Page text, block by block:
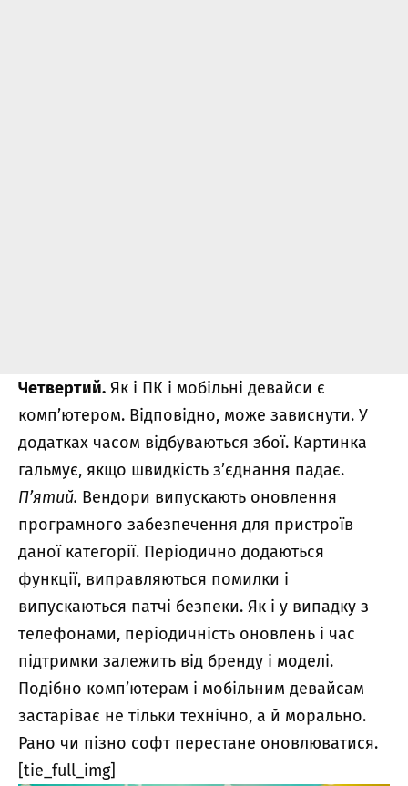
Четвертий. Як і ПК і мобільні девайси є
комп’ютером. Відповідно, може зависнути. У
додатках часом відбуваються збої. Картинка
гальмує, якщо швидкість з’єднання падає.
П’ятий. Вендори випускають оновлення
програмного забезпечення для пристроїв
даної категорії. Періодично додаються
функції, виправляються помилки і
випускаються патчі безпеки. Як і у випадку з
телефонами, періодичність оновлень і час
підтримки залежить від бренду і моделі.
Подібно комп’ютерам і мобільним девайсам
застаріває не тільки технічно, а й морально.
Рано чи пізно софт перестане оновлюватися.
[tie_full_img]